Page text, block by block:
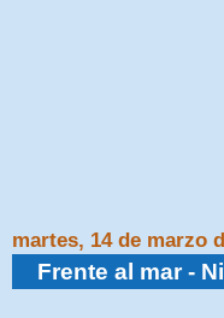
martes, 14 de marzo
Frente al mar -